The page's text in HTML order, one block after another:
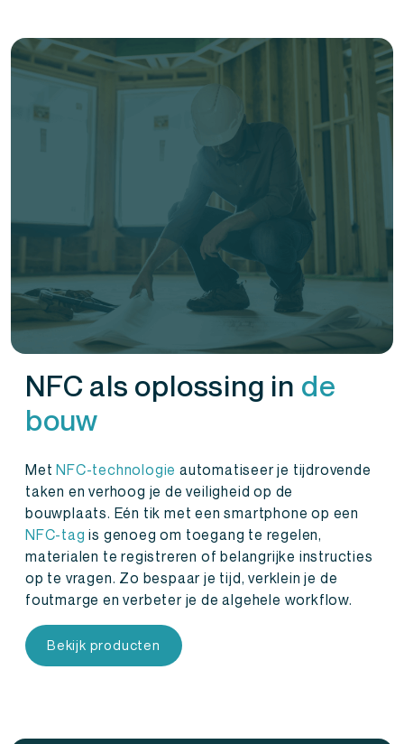
NFC als oplossing in de
bouw
MetNFC-technologie automatiseer je tijdrovende
taken en verhoog je de veiligheid op de
bouwplaats. Eén tik met een smartphone op een
NFC-tag is genoeg om toegang te regelen,
materialen te registreren of belangrijke instructies
op te vragen. Zo bespaar je tijd, verklein je de
foutmarge en verbeter je de algehele workflow.
Bekijk producten